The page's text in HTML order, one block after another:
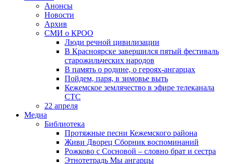
Анонсы
Новости
Архив
СМИ о КРОО
Люди речной цивилизации
В Красноярске завершился пятый фестиваль
старожильческих народов
В память о родине, о героях-ангарцах
Пойдем, паря, в зимовье выть
Кежемское землячество в эфире телеканала
СТС
22 апреля
Медиа
Библиотека
Протяжные песни Кежемского района
Живи Дворец Сборник воспоминаний
Рожково с Сосновой – словно брат и сестра
Этнотетрадь Мы ангарцы